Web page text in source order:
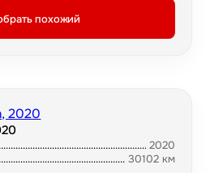
похожий
2020
30102 км